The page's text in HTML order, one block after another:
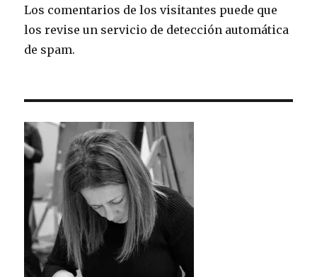
Los comentarios de los visitantes puede que
los revise un servicio de detección automática
de spam.